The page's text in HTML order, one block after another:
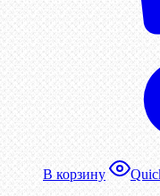
В корзину